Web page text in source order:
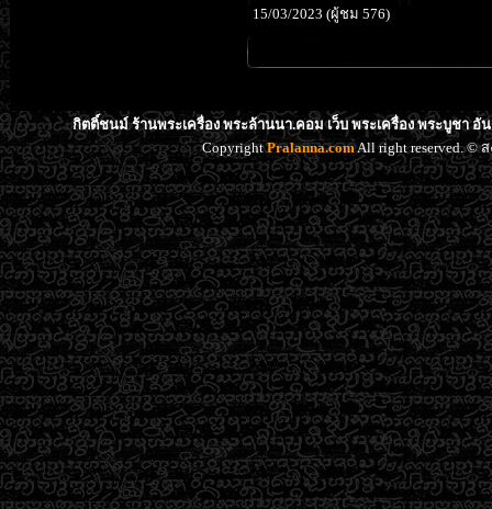
15/03/2023 (ผู้ชม 576)
กิตติ์ชนม์ ร้านพระเครื่อง พระล้านนา.คอม เว็บ พระเครื่อง พระบูชา
CopyrightPralanna.comAll right reserved. ©